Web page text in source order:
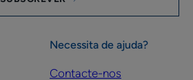
Necessita de ajuda?
Contacte-nos